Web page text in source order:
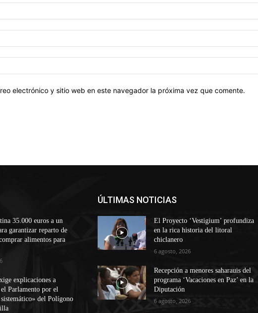
electrónico y sitio web en este navegador la próxima vez que comente.
35.000 euros a un
garantizar reparto de
alimentos para
explicaciones a
Parlamento por el
sistemático» del Polígono
ÚLTIMAS NOTICIAS
El Proyecto ‘Vestigium’ profundiza
en la rica historia del litoral
chiclanero
6 agosto, 2026
Recepción a menores saharauis del
programa ‘Vacaciones en Paz’ en la
Diputación
6 agosto, 2026